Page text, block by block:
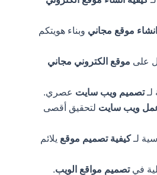
موقع مجانيوبناء هويتكم
على موقع الكتروني مجاني
تصميم ويب سايتعصري.
ويب سايتلتحقيق أقصى
لـكيفية تصميم موقعيلائم
في تصميم مواقع الويب.